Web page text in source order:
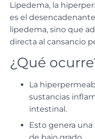
Lipedema, la
es el
lipedema, sino que
directa al cansancio
¿Qué
La
sustancias
intestinal.
Esto genera una